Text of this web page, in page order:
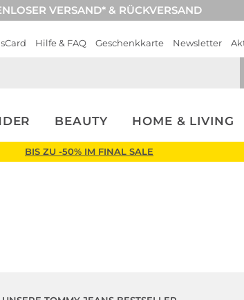
VERSAND* & RÜCKVERSAND
Hilfe & FAQ Geschenkkarte Newsletter
BEAUTY HOME & LIVING
BIS ZU -50% IM FINAL SALE